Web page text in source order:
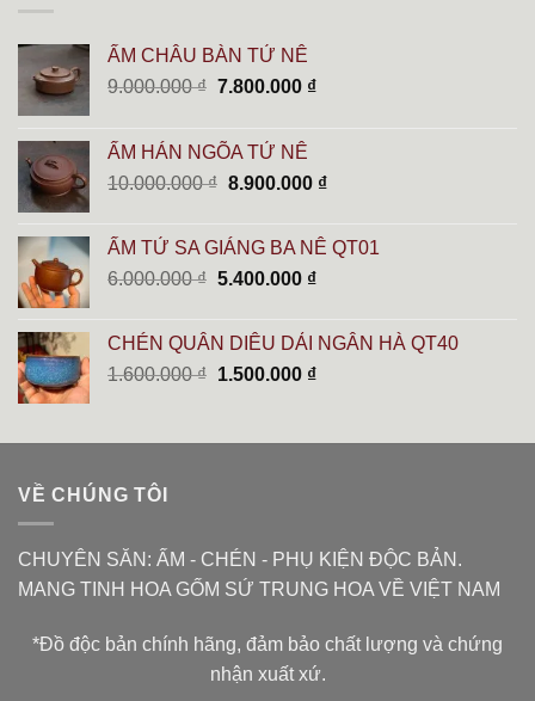
ẤM CHÂU BÀN TỬ NÊ
9.000.000₫ Giá
9.000.000 ₫.
7.800.000 ₫Giá
7.800.000 ₫.
ẤM HÁN NGÕA TỬ NÊ
10.000.000₫ Giá
là:
10.000.000 ₫.
8.900.000 ₫Giá
là:
ẤM TỬ SA GIÁNG BA NÊ QT01
6.000.000₫ Giá
6.000.000 ₫.
5.400.000 ₫Giá
là:
5.400.000 ₫.
CHÉN QUÂN DIÊU DẢI NGÂN HÀ QT40
1.600.000₫ Giá
1.600.000 ₫.
1.500.000 ₫Giá
là:
VỀ CHÚNG TÔI
CHUYÊN SĂN: ẤM - CHÉN - PHỤ KIỆN ĐỘC BẢN.
MANG TINH HOA GỐM SỨ TRUNG HOA VỀ VIỆT NAM
*Đồ độc bản chính hãng, đảm bảo chất lượng và chứng
nhận xuất xứ.